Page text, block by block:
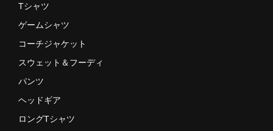
Tシャツ
ゲームシャツ
コーチジャケット
スウェット＆フーディ
パンツ
ヘッドギア
ロングTシャツ